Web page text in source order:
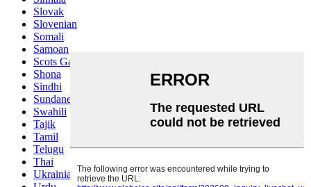
Slovak
Slovenian
Somali
Samoan
Scots Gaelic
Shona
Sindhi
Sundanese
Swahili
Tajik
Tamil
Telugu
Thai
Ukrainian